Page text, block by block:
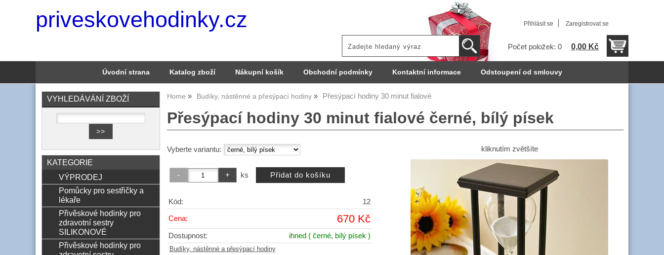
Přihlásit se Zaregistrovat se
Počet položek: 0 0,00 Kč
priveskovehodinky.cz
Úvodní strana Katalog zboží Nákupní košík Obchodní podmínky Kontaktní informace Odstoupení od smlouvy
Home Budíky, nástěnné a přesýpací hodiny Přesýpací hodiny 30 minut fialové
Přesýpací hodiny 30 minut fialové černé, bílý písek
kliknutím zvětšíte
Vyberte variantu:
ks
Kód: 12
Cena: 670 Kč
Dostupnost: ihned ( černé, bílý písek )
Budíky, nástěnné a přesýpací hodiny
VYHLEDÁVÁNÍ ZBOŽÍ
KATEGORIE
VÝPRODEJ
Pomůcky pro sestřičky a
lékaře
Přivěskové hodinky pro
zdravotní sestry
SILIKONOVÉ
Přivěskové hodinky pro